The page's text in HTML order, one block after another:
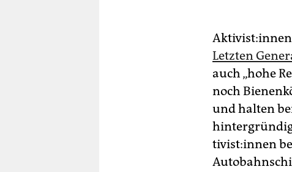
Letzten
auch „hohe
noch
und halten
ti­vis­t:in­nen